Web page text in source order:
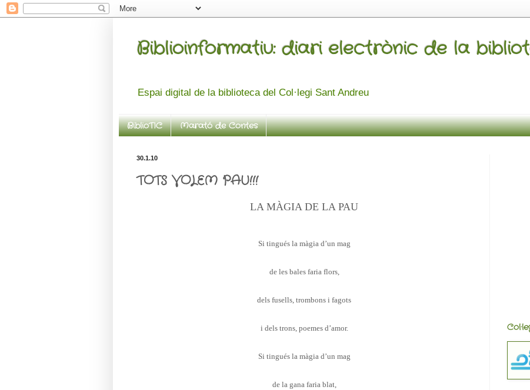
Biblioinformatiu: diari electrònic de la
Espai digital de la biblioteca del Col·legi Sant Andreu
BiblioTIC Marató de Contes
30.1.10
TOTS VOLEM PAU!!!
LA MÀGIA DE LA PAU
Si tingués la màgia d’un mag
de les bales faria flors,
dels fusells, trombons i fagots
i dels trons, poemes d’amor.
Si tingués la màgia d’un mag
de la gana faria blat,